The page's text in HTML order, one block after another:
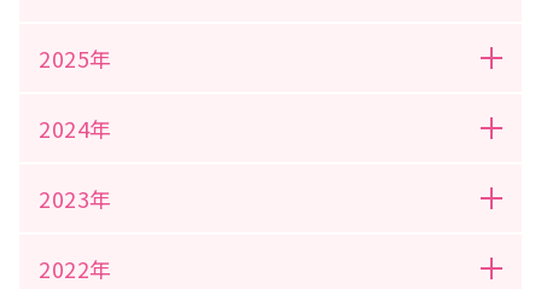
2025年
2024年
2023年
2022年